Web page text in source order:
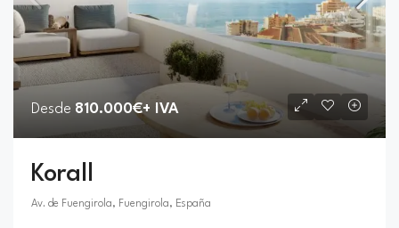
Desde 810.000€+ IVA
Korall
Av. de Fuengirola, Fuengirola, España